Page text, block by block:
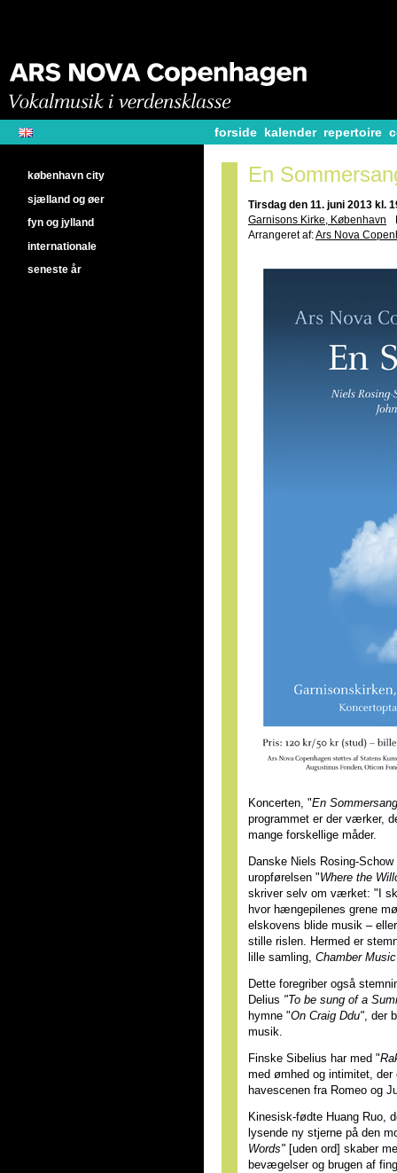
forside kalender repertoire
En
Tirsdag den 11. juni 2013 kl.
Garnisons Kirke, København
Arrangeret af:Ars Nova
Koncerten, "En Sommersang
programmet er der værker,
mange forskellige måder.
Danske Niels Rosing-
uropførelsen "Where the
skriver selv om værket: "I
hvor hængepilenes grene
elskovens blide musik –
stille rislen. Hermed er
lille samling, Chamber
Dette foregriber også
Delius "To be sung of a
hymne "On Craig Ddu", der
musik.
Finske Sibelius har med "
med ømhed og intimitet,
havescenen fra Romeo og
Kinesisk-fødte Huang Ruo,
lysende ny stjerne på den
Words" [uden ord] skaber
bevægelser og brugen af
københavn city
sjælland og øer
fyn og jylland
internationale
seneste år